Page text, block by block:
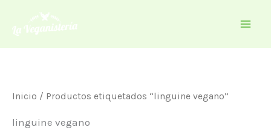
Inicio / Productos etiquetados “linguine vegano”
linguine vegano